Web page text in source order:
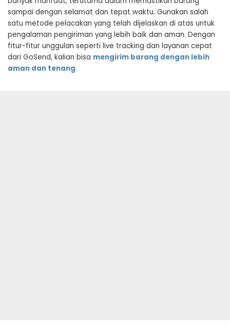
sampai dengan selamat dan tepat waktu. Gunakan salah
satu metode pelacakan yang telah dijelaskan di atas untuk
pengalaman pengiriman yang lebih baik dan aman. Dengan
fitur-fitur unggulan seperti live tracking dan layanan cepat
dari GoSend, kalian bisa mengirim barang dengan lebih
aman dan tenang.